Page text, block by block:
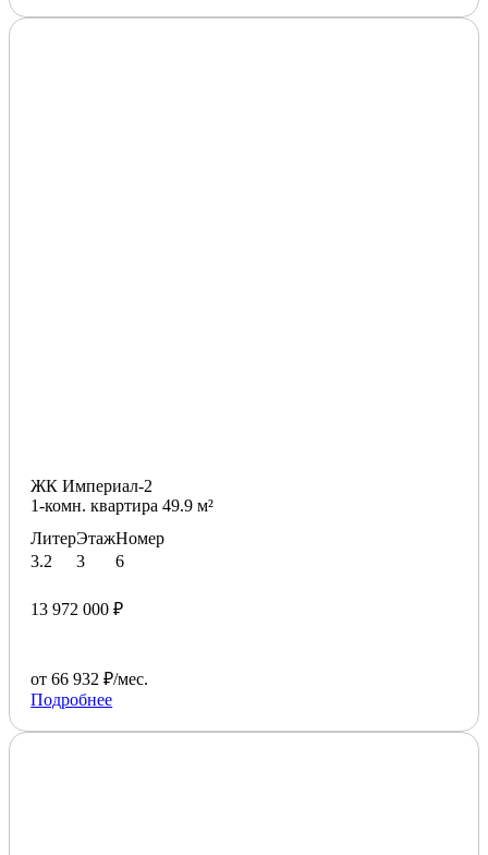
ЖК Империал-2
1-комн. квартира 49.9 м²
Литер
3.2
Этаж
3
Номер
6
13 972 000 ₽
от 66 932 ₽/мес.
Подробнее